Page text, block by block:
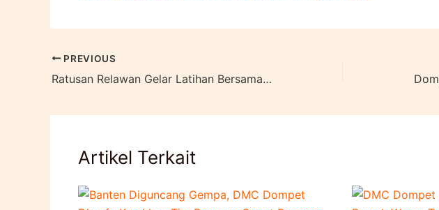
PREVIOUS
Ratusan Relawan Gelar Latihan Bersama KolaborAksi di Cijeruk
Artikel Terkait